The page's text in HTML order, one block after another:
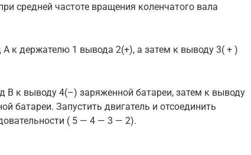
средней частоте вращения коленчатого вала
к держателю 1 вывода 2(+), а затем к выводу 3( + )
B к выводу 4(–) заряженной батареи, затем к выводу
батареи. Запустить двигатель и отсоединить
( 5 — 4 — 3 — 2).